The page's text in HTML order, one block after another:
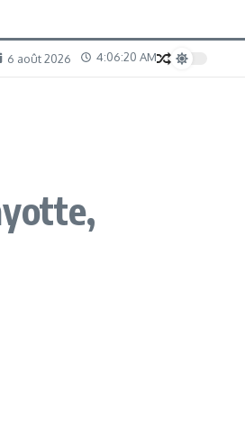
6 août 2026 4:06:21 AM